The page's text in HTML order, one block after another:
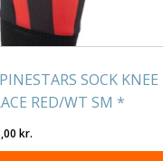
SOCK KNEE
RED/WT SM *
kr.